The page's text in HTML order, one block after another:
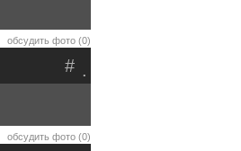
обсудить фото (0)
.
#
обсудить фото (0)